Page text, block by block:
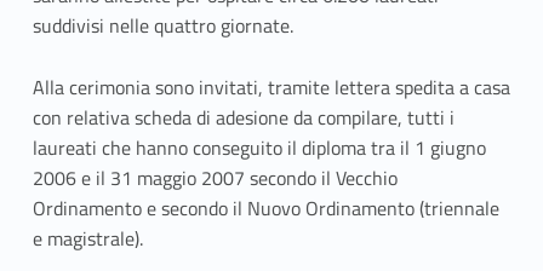
d
i
c
o
n
suddivisi nelle quattro giornate.
Alla cerimonia sono invitati, tramite lettera spedita a casa
con relativa scheda di adesione da compilare, tutti i
laureati che hanno conseguito il diploma tra il 1 giugno
2006 e il 31 maggio 2007 secondo il Vecchio
Ordinamento e secondo il Nuovo Ordinamento (triennale
e magistrale).